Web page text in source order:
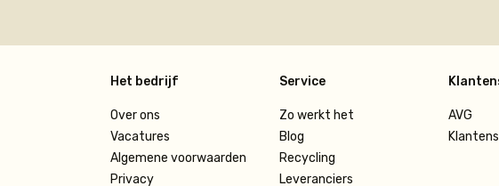
Het bedrijf
Over ons
Vacatures
Algemene voorwaarden
Privacy
Service
Zo werkt het
Blog
Recycling
Leveranciers
AVG